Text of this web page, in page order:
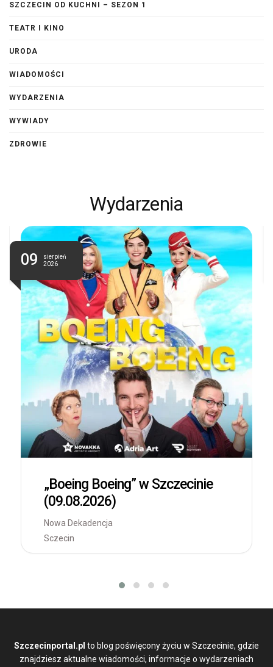
SZCZECIN OD KUCHNI – SEZON 1
TEATR I KINO
URODA
WIADOMOŚCI
WYDARZENIA
WYWIADY
ZDROWIE
Wydarzenia
09
sierpień
2026
„Boeing Boeing” w Szczecinie
(09.08.2026)
Nowa Dekadencja
Sczecin
Szczecinportal.pl to blog poświęcony życiu w Szczecinie, gdzie
znajdziesz aktualne wiadomości, informacje o wydarzeniach